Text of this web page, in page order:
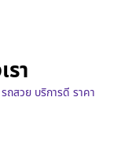
รา
ถสวย บริการดี ราคา